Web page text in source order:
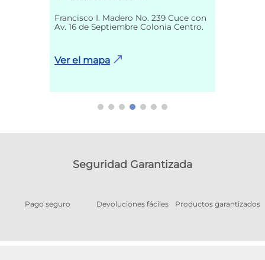
Francisco I. Madero No. 239 Cuce con
Av. 16 de Septiembre Colonia Centro.
Ver el mapa
Seguridad Garantizada
Pago seguro Devoluciones fáciles Productos garantizados